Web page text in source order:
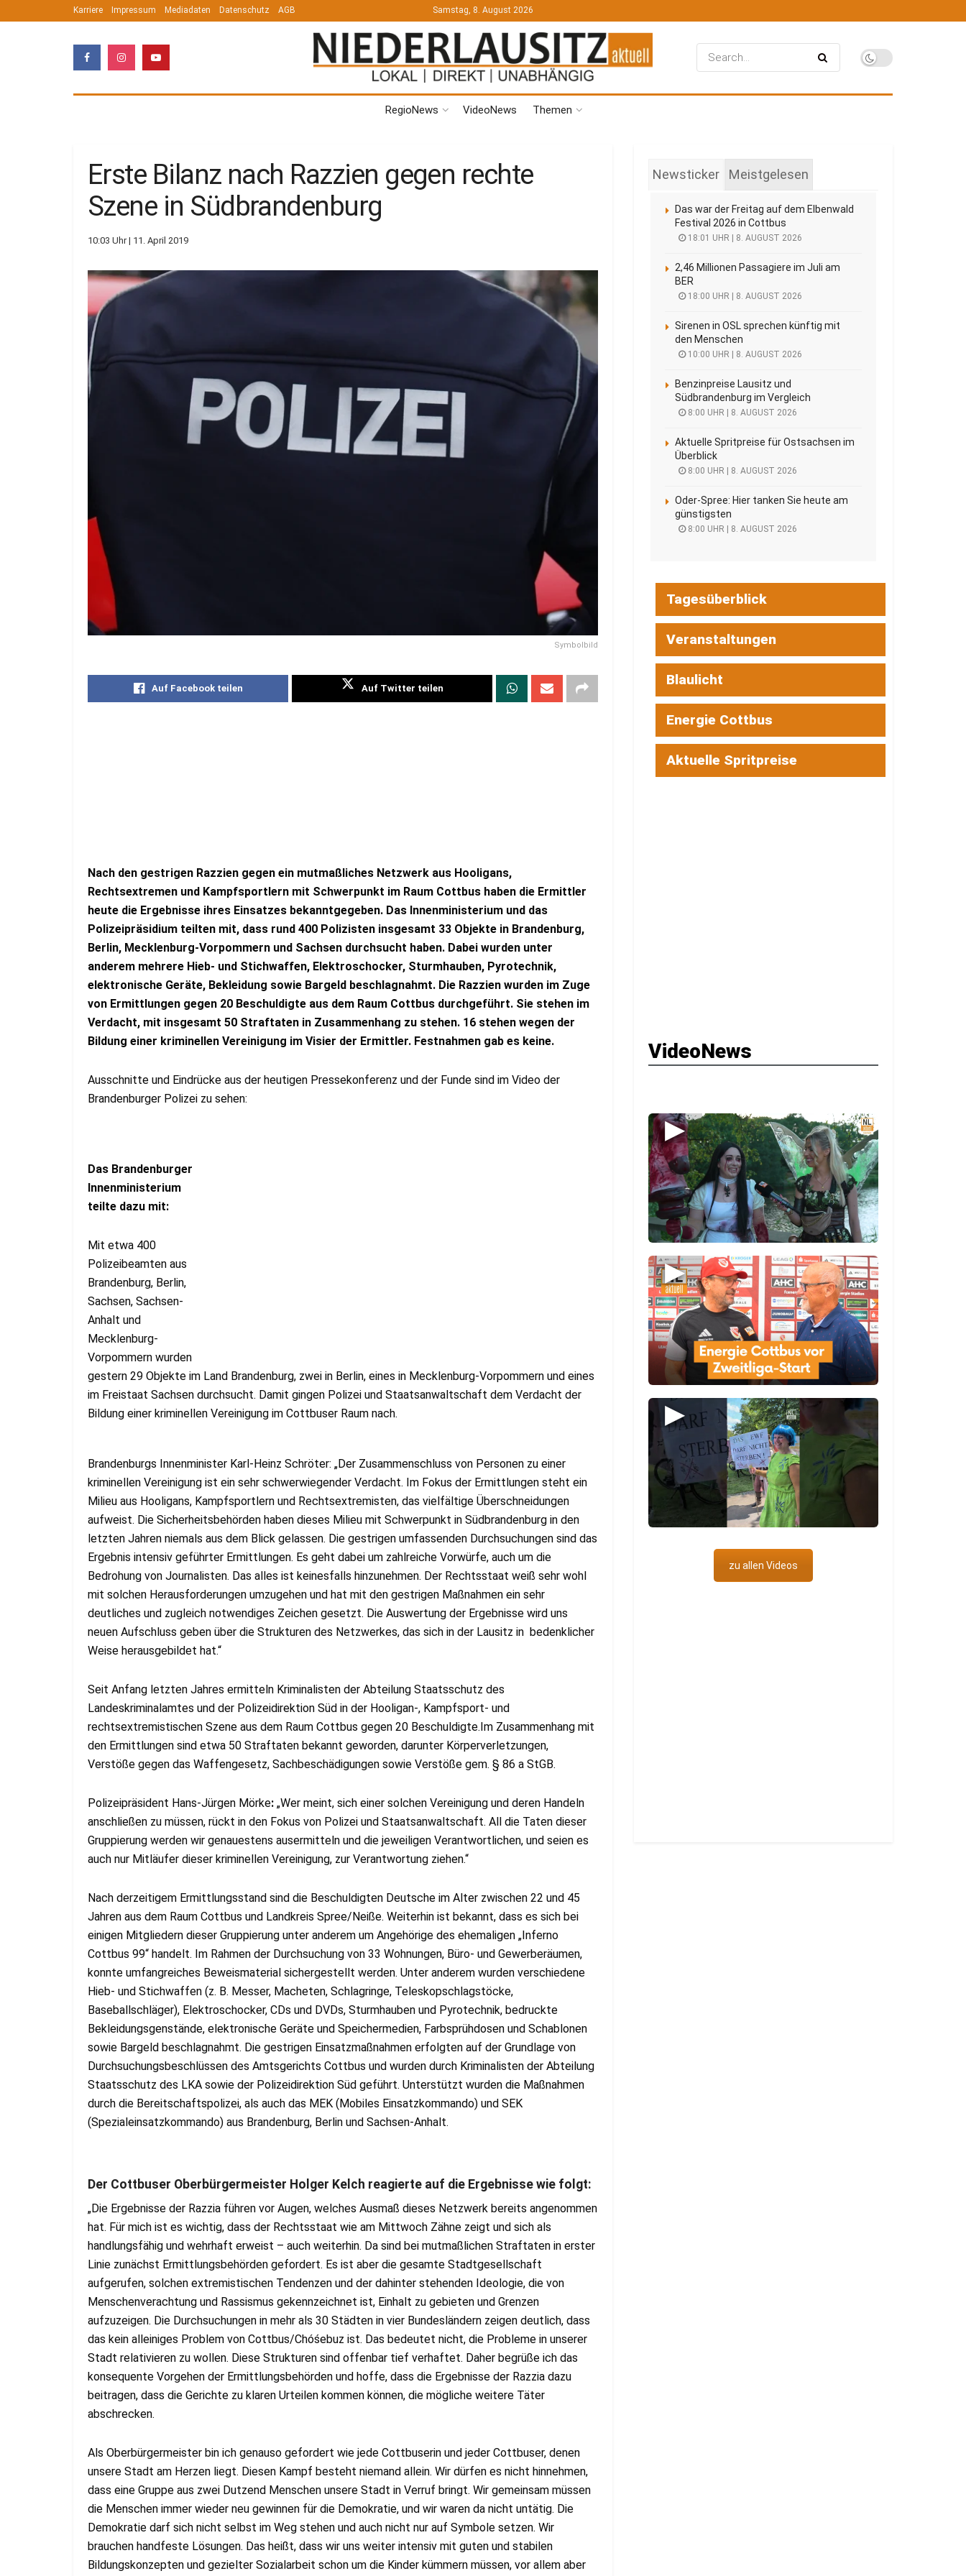
Karriere Impressum Mediadaten Datenschutz AGB Samstag, 8. August 2026
RegioNews VideoNews Themen
Erste Bilanz nach Razzien gegen rechte
Szene in Südbrandenburg
10:03 Uhr | 11. April 2019
Symbolbild
Auf Facebook teilen Auf Twitter teilen
Nach den gestrigen Razzien gegen ein mutmaßliches Netzwerk aus Hooligans,
Rechtsextremen und Kampfsportlern mit Schwerpunkt im Raum Cottbus haben die Ermittler
heute die Ergebnisse ihres Einsatzes bekanntgegeben. Das Innenministerium und das
Polizeipräsidium teilten mit, dass rund 400 Polizisten insgesamt 33 Objekte in Brandenburg,
Berlin, Mecklenburg-Vorpommern und Sachsen durchsucht haben. Dabei wurden unter
anderem mehrere Hieb- und Stichwaffen, Elektroschocker, Sturmhauben, Pyrotechnik,
elektronische Geräte, Bekleidung sowie Bargeld beschlagnahmt. Die Razzien wurden im Zuge
von Ermittlungen gegen 20 Beschuldigte aus dem Raum Cottbus durchgeführt. Sie stehen im
Verdacht, mit insgesamt 50 Straftaten in Zusammenhang zu stehen. 16 stehen wegen der
Bildung einer kriminellen Vereinigung im Visier der Ermittler. Festnahmen gab es keine.
Ausschnitte und Eindrücke aus der heutigen Pressekonferenz und der Funde sind im Video der
Brandenburger Polizei zu sehen:
Das Brandenburger
Innenministerium
teilte dazu mit:
Mit etwa 400
Polizeibeamten aus
Brandenburg, Berlin,
Sachsen, Sachsen-
Anhalt und
Mecklenburg-
Vorpommern wurden
gestern 29 Objekte im Land Brandenburg, zwei in Berlin, eines in Mecklenburg-Vorpommern und eines
im Freistaat Sachsen durchsucht. Damit gingen Polizei und Staatsanwaltschaft dem Verdacht der
Bildung einer kriminellen Vereinigung im Cottbuser Raum nach.
Brandenburgs Innenminister Karl-Heinz Schröter: „Der Zusammenschluss von Personen zu einer
kriminellen Vereinigung ist ein sehr schwerwiegender Verdacht. Im Fokus der Ermittlungen steht ein
Milieu aus Hooligans, Kampfsportlern und Rechtsextremisten, das vielfältige Überschneidungen
aufweist. Die Sicherheitsbehörden haben dieses Milieu mit Schwerpunkt in Südbrandenburg in den
letzten Jahren niemals aus dem Blick gelassen. Die gestrigen umfassenden Durchsuchungen sind das
Ergebnis intensiv geführter Ermittlungen. Es geht dabei um zahlreiche Vorwürfe, auch um die
Bedrohung von Journalisten. Das alles ist keinesfalls hinzunehmen. Der Rechtsstaat weiß sehr wohl
mit solchen Herausforderungen umzugehen und hat mit den gestrigen Maßnahmen ein sehr
deutliches und zugleich notwendiges Zeichen gesetzt. Die Auswertung der Ergebnisse wird uns
neuen Aufschluss geben über die Strukturen des Netzwerkes, das sich in der Lausitz in bedenklicher
Weise herausgebildet hat.“
Seit Anfang letzten Jahres ermitteln Kriminalisten der Abteilung Staatsschutz des
Landeskriminalamtes und der Polizeidirektion Süd in der Hooligan-, Kampfsport- und
rechtsextremistischen Szene aus dem Raum Cottbus gegen 20 Beschuldigte.Im Zusammenhang mit
den Ermittlungen sind etwa 50 Straftaten bekannt geworden, darunter Körperverletzungen,
Verstöße gegen das Waffengesetz, Sachbeschädigungen sowie Verstöße gem. § 86 a StGB.
Polizeipräsident Hans-Jürgen Mörke: „Wer meint, sich einer solchen Vereinigung und deren Handeln
anschließen zu müssen, rückt in den Fokus von Polizei und Staatsanwaltschaft. All die Taten dieser
Gruppierung werden wir genauestens ausermitteln und die jeweiligen Verantwortlichen, und seien es
auch nur Mitläufer dieser kriminellen Vereinigung, zur Verantwortung ziehen.“
Nach derzeitigem Ermittlungsstand sind die Beschuldigten Deutsche im Alter zwischen 22 und 45
Jahren aus dem Raum Cottbus und Landkreis Spree/Neiße. Weiterhin ist bekannt, dass es sich bei
einigen Mitgliedern dieser Gruppierung unter anderem um Angehörige des ehemaligen „Inferno
Cottbus 99“ handelt. Im Rahmen der Durchsuchung von 33 Wohnungen, Büro- und Gewerberäumen,
konnte umfangreiches Beweismaterial sichergestellt werden. Unter anderem wurden verschiedene
Hieb- und Stichwaffen (z. B. Messer, Macheten, Schlagringe, Teleskopschlagstöcke,
Baseballschläger), Elektroschocker, CDs und DVDs, Sturmhauben und Pyrotechnik, bedruckte
Bekleidungsgenstände, elektronische Geräte und Speichermedien, Farbsprühdosen und Schablonen
sowie Bargeld beschlagnahmt. Die gestrigen Einsatzmaßnahmen erfolgten auf der Grundlage von
Durchsuchungsbeschlüssen des Amtsgerichts Cottbus und wurden durch Kriminalisten der Abteilung
Staatsschutz des LKA sowie der Polizeidirektion Süd geführt. Unterstützt wurden die Maßnahmen
durch die Bereitschaftspolizei, als auch das MEK (Mobiles Einsatzkommando) und SEK
(Spezialeinsatzkommando) aus Brandenburg, Berlin und Sachsen-Anhalt.
Der Cottbuser Oberbürgermeister Holger Kelch reagierte auf die Ergebnisse wie folgt:
„Die Ergebnisse der Razzia führen vor Augen, welches Ausmaß dieses Netzwerk bereits angenommen
hat. Für mich ist es wichtig, dass der Rechtsstaat wie am Mittwoch Zähne zeigt und sich als
handlungsfähig und wehrhaft erweist – auch weiterhin. Da sind bei mutmaßlichen Straftaten in erster
Linie zunächst Ermittlungsbehörden gefordert. Es ist aber die gesamte Stadtgesellschaft
aufgerufen, solchen extremistischen Tendenzen und der dahinter stehenden Ideologie, die von
Menschenverachtung und Rassismus gekennzeichnet ist, Einhalt zu gebieten und Grenzen
aufzuzeigen. Die Durchsuchungen in mehr als 30 Städten in vier Bundesländern zeigen deutlich, dass
das kein alleiniges Problem von Cottbus/Chóśebuz ist. Das bedeutet nicht, die Probleme in unserer
Stadt relativieren zu wollen. Diese Strukturen sind offenbar tief verhaftet. Daher begrüße ich das
konsequente Vorgehen der Ermittlungsbehörden und hoffe, dass die Ergebnisse der Razzia dazu
beitragen, dass die Gerichte zu klaren Urteilen kommen können, die mögliche weitere Täter
abschrecken.
Als Oberbürgermeister bin ich genauso gefordert wie jede Cottbuserin und jeder Cottbuser, denen
unsere Stadt am Herzen liegt. Diesen Kampf besteht niemand allein. Wir dürfen es nicht hinnehmen,
dass eine Gruppe aus zwei Dutzend Menschen unsere Stadt in Verruf bringt. Wir gemeinsam müssen
die Menschen immer wieder neu gewinnen für die Demokratie, und wir waren da nicht untätig. Die
Demokratie darf sich nicht selbst im Weg stehen und auch nicht nur auf Symbole setzen. Wir
brauchen handfeste Lösungen. Das heißt, dass wir uns weiter intensiv mit guten und stabilen
Bildungskonzepten und gezielter Sozialarbeit schon um die Kinder kümmern müssen, vor allem aber
Newsticker Meistgelesen
Das war der Freitag auf dem Elbenwald
Festival 2026 in Cottbus
18:01 UHR | 8. AUGUST 2026
2,46 Millionen Passagiere im Juli am
BER
18:00 UHR | 8. AUGUST 2026
Sirenen in OSL sprechen künftig mit
den Menschen
10:00 UHR | 8. AUGUST 2026
Benzinpreise Lausitz und
Südbrandenburg im Vergleich
8:00 UHR | 8. AUGUST 2026
Aktuelle Spritpreise für Ostsachsen im
Überblick
8:00 UHR | 8. AUGUST 2026
Oder-Spree: Hier tanken Sie heute am
günstigsten
8:00 UHR | 8. AUGUST 2026
Tagesüberblick
Veranstaltungen
Blaulicht
Energie Cottbus
Aktuelle Spritpreise
VideoNews
▶
▶
▶
zu allen Videos